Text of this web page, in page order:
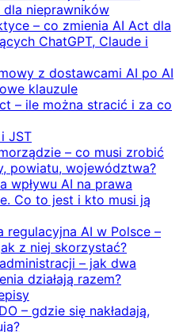
dla nieprawników
– co zmienia AI Act dla
ChatGPT, Claude i
z dostawcami AI po AI
klauzule
– ile można stracić i za co
JST
– co musi zrobić
powiatu, województwa?
wpływu AI na prawa
Co to jest i kto musi ją
regulacyjna AI w Polsce –
z niej skorzystać?
– jak dwa
działają razem?
– gdzie się nakładają,